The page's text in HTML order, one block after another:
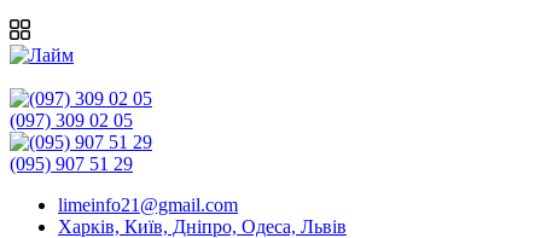
(097) 309 02 05
(095) 907 51 29
limeinfo21@gmail.com
Харків, Київ, Дніпро, Одеса, Львів